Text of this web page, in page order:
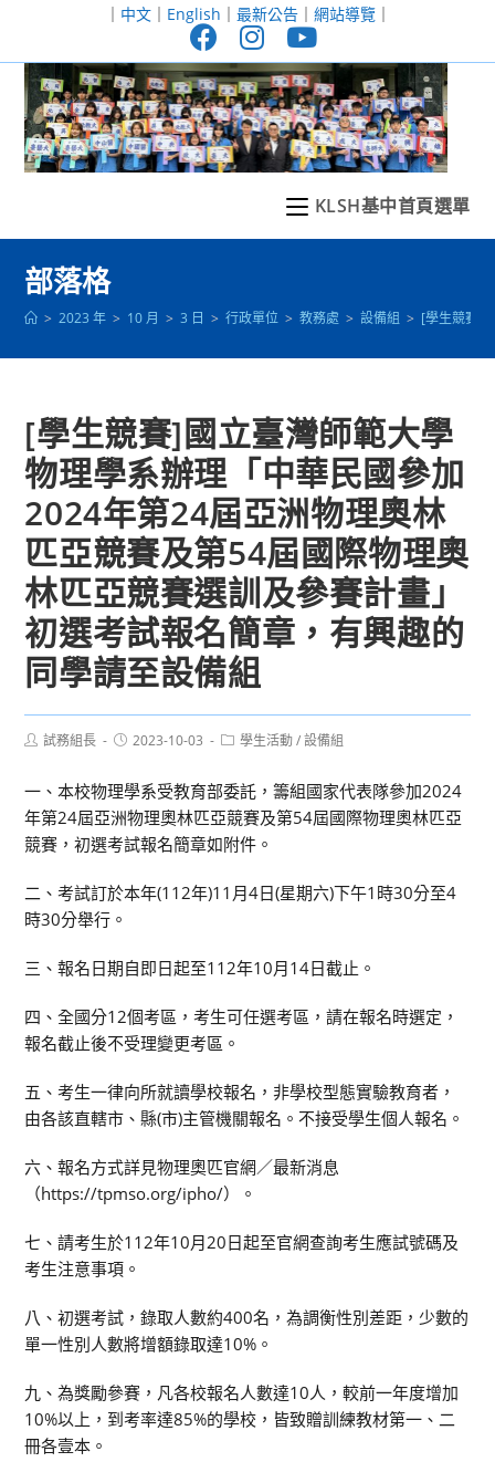
至
｜ 中文｜ English ｜ 最新公告｜ 網站導覽｜
KLSH基中首頁選單
部落格
> 2023 年 > 10 月 > 3 日 > 行政單位 > 教務處 > 設備組 > [學生競賽]
[學生競賽]國立臺灣師範大學
物理學系辦理「中華民國參加
2024年第24屆亞洲物理奧林
匹亞競賽及第54屆國際物理奧
林匹亞競賽選訓及參賽計畫」
初選考試報名簡章，有興趣的
同學請至設備組
Post試務組長
Post2023-10-03
Post學生活動 / 設備組
一、本校物理學系受教育部委託，籌組國家代表隊參加2024
年第24屆亞洲物理奧林匹亞競賽及第54屆國際物理奧林匹亞
競賽，初選考試報名簡章如附件。
二、考試訂於本年(112年)11月4日(星期六)下午1時30分至4
時30分舉行。
三、報名日期自即日起至112年10月14日截止。
四、全國分12個考區，考生可任選考區，請在報名時選定，
報名截止後不受理變更考區。
五、考生一律向所就讀學校報名，非學校型態實驗教育者，
由各該直轄市、縣(市)主管機關報名。不接受學生個人報名。
六、報名方式詳見物理奧匹官網／最新消息
（https://tpmso.org/ipho/）。
七、請考生於112年10月20日起至官網查詢考生應試號碼及
考生注意事項。
八、初選考試，錄取人數約400名，為調衡性別差距，少數的
單一性別人數將增額錄取達10%。
九、為獎勵參賽，凡各校報名人數達10人，較前一年度增加
10%以上，到考率達85%的學校，皆致贈訓練教材第一、二
冊各壹本。